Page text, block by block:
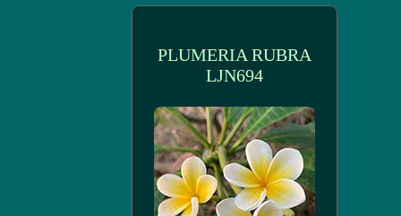
PLUMERIA RUBRA
LJN694